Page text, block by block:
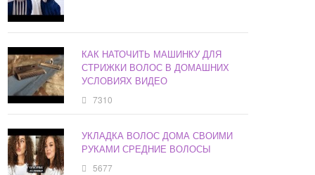
КАК НАТОЧИТЬ МАШИНКУ ДЛЯ
СТРИЖКИ ВОЛОС В ДОМАШНИХ
УСЛОВИЯХ ВИДЕО
7310
УКЛАДКА ВОЛОС ДОМА СВОИМИ
РУКАМИ СРЕДНИЕ ВОЛОСЫ
5677